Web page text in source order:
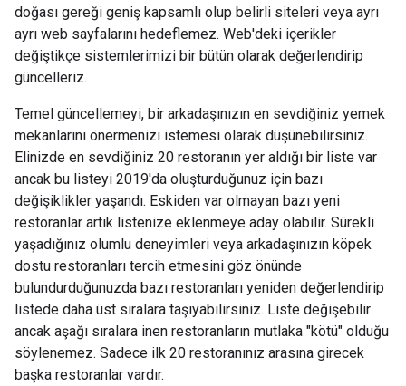
doğası gereği geniş kapsamlı olup belirli siteleri veya ayrı
ayrı web sayfalarını hedeflemez. Web'deki içerikler
değiştikçe sistemlerimizi bir bütün olarak değerlendirip
güncelleriz.
Temel güncellemeyi, bir arkadaşınızın en sevdiğiniz yemek
mekanlarını önermenizi istemesi olarak düşünebilirsiniz.
Elinizde en sevdiğiniz 20 restoranın yer aldığı bir liste var
ancak bu listeyi 2019'da oluşturduğunuz için bazı
değişiklikler yaşandı. Eskiden var olmayan bazı yeni
restoranlar artık listenize eklenmeye aday olabilir. Sürekli
yaşadığınız olumlu deneyimleri veya arkadaşınızın köpek
dostu restoranları tercih etmesini göz önünde
bulundurduğunuzda bazı restoranları yeniden değerlendirip
listede daha üst sıralara taşıyabilirsiniz. Liste değişebilir
ancak aşağı sıralara inen restoranların mutlaka "kötü" olduğu
söylenemez. Sadece ilk 20 restoranınız arasına girecek
başka restoranlar vardır.